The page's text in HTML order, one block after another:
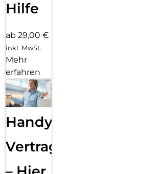
Hilfe
ab 29,00 €
inkl. MwSt.
Mehr
erfahren
Handy
Vertragsabwicklung